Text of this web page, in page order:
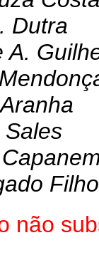
Dutra
A.
não